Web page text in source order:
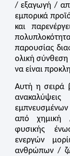
/ εξαγωγή /
εμπορικά
και
παρουσίας
ολική
να είναι
Αυτή η σειρά
από χημική
φυσικής
ενεργών
ανθρώπων /